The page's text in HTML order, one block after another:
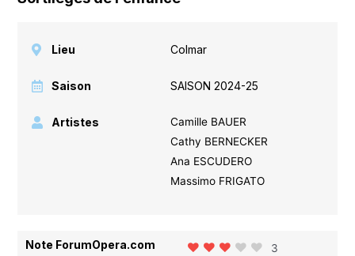
Lieu Colmar
Saison SAISON 2024-25
Artistes
Camille BAUER
Cathy BERNECKER
Ana ESCUDERO
Massimo FRIGATO
Note ForumOpera.com 3